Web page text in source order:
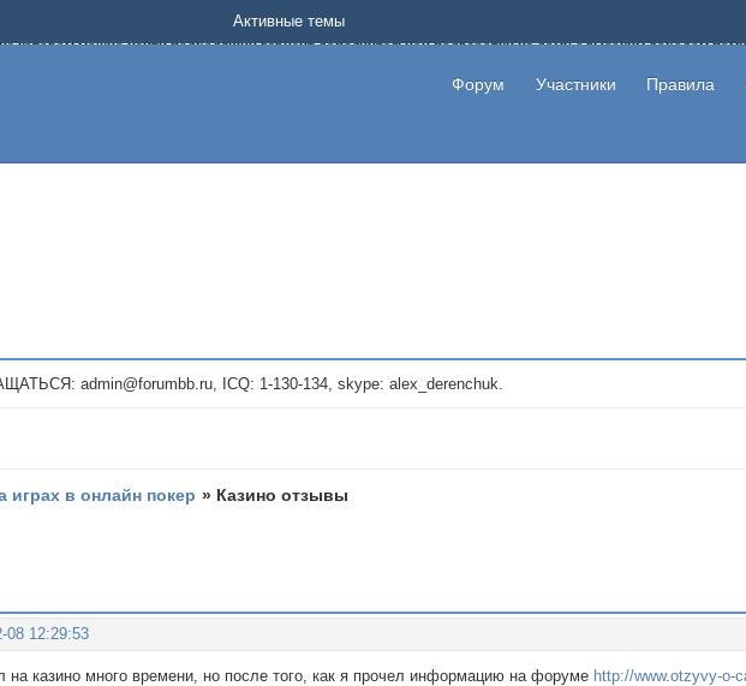
котором можно найти подходящий вариант дополнительной подработки на дому с высоким доходом
или сайт не платит, то указывайте в теме что это лохотрон, чтобы другие пользователи не попались на
новые темы, размещайте объявления со своими пригласительными ссылками и первая прибыль не
Форум Участники Правила
Активные темы
admin@forumbb.ru, ICQ: 1-130-134, skype: alex_derenchuk.
играх в онлайн покер » Казино отзывы
08 12:29:53
на казино много времени, но после того, как я прочел информацию на форуме http://www.otzyvy-o-